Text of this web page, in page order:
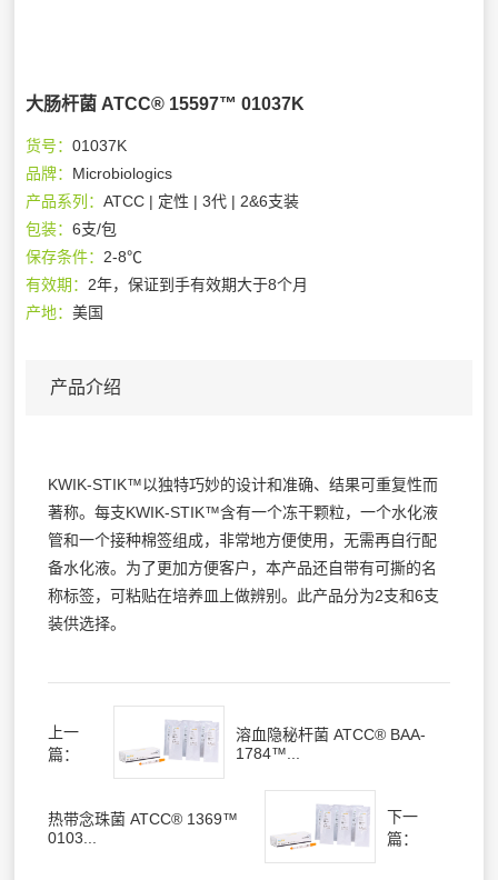
大肠杆菌 ATCC® 15597™ 01037K
货号：01037K
品牌： Microbiologics
产品系列：ATCC | 定性 | 3代 | 2&6支装
包装：6支/包
保存条件： 2-8℃
有效期： 2年，保证到手有效期大于8个月
产地：美国
产品介绍
KWIK-STIK™以独特巧妙的设计和准确、结果可重复性而
著称。每支KWIK-STIK™含有一个冻干颗粒，一个水化液
管和一个接种棉签组成，非常地方便使用，无需再自行配
备水化液。为了更加方便客户，本产品还自带有可撕的名
称标签，可粘贴在培养皿上做辨别。此产品分为2支和6支
装供选择。
上一
篇：
溶血隐秘杆菌 ATCC® BAA-
1784™...
热带念珠菌 ATCC® 1369™
0103...
下一
篇：